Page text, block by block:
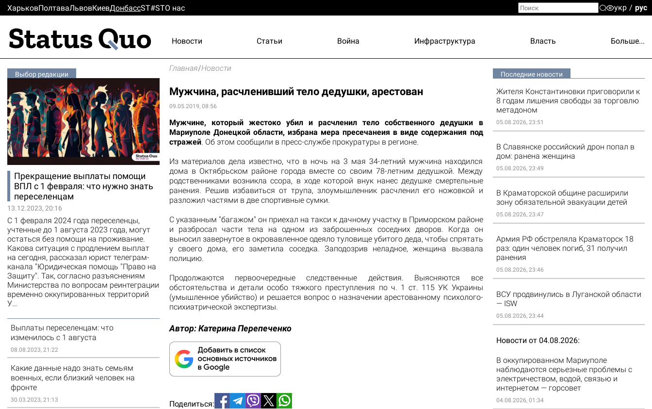
ХарьковПолтаваЛьвовКиевДонбассST#STО нас укр рус
Новости Статьи Война Инфраструктура Власть Больше...
Выбор редакции
Прекращение выплаты помощи
ВПЛ с 1 февраля: что нужно знать
переселенцам
13.12.2023, 20:16
С 1 февраля 2024 года переселенцы,
учтенные до 1 августа 2023 года, могут
остаться без помощи на проживание.
Какова ситуация с продлением выплат
на сегодня, рассказал юрист телеграм-
канала "Юридическая помощь "Право на
Защиту". Так, согласно разъяснениям
Министерства по вопросам реинтеграции
временно оккупированных территорий
У…
Выплаты переселенцам: что
изменилось с 1 августа
08.08.2023, 21:22
Какие данные надо знать семьям
военных, если близкий человек на
фронте
30.03.2023, 21:13
Главная/Новости
Мужчина, расчленивший тело дедушки, арестован
09.05.2019, 08:56
Мужчине, который жестоко убил и расчленил тело собственного дедушки в
Мариуполе Донецкой области, избрана мера пресечанеия в виде содержания под
стражей. Об этом сообщили в пресс-службе прокуратуры в регионе.
Из материалов дела известно, что в ночь на 3 мая 34-летний мужчина находился
дома в Октябрьском районе города вместе со своим 78-летним дедушкой. Между
родственниками возникла ссора, в ходе которой внук нанес дедушке смертельные
ранения. Решив избавиться от трупа, злоумышленник расчленил его ножовкой и
разложил частями в две спортивные сумки.
С указанным "багажом" он приехал на такси к дачному участку в Приморском районе
и разбросал части тела на одном из заброшенных соседних дворов. Когда он
выносил завернутое в окровавленное одеяло туловище убитого деда, чтобы спрятать
у своего дома, его заметила соседка. Заподозрив неладное, женщина вызвала
полицию.
Продолжаются первоочередные следственные действия. Выясняются все
обстоятельства и детали особо тяжкого преступления по ч. 1 ст. 115 УК Украины
(умышленное убийство) и решается вопрос о назначении арестованному психолого-
психиатрической экспертизы.
Автор:Катерина Перепеченко
Поделиться:
Последние новости
Жителя Константиновки приговорили к
8 годам лишения свободы за торговлю
метадоном
05.08.2026, 23:51
В Славянске российский дрон попал в
дом: ранена женщина
05.08.2026, 23:49
В Краматорской общине расширили
зону обязательной эвакуации детей
05.08.2026, 23:47
Армия РФ обстреляла Краматорск 18
раз: один человек погиб, 31 получил
ранения
05.08.2026, 23:46
ВСУ продвинулись в Луганской области
— ISW
05.08.2026, 23:44
Новости от 04.08.2026
В оккупированном Мариуполе
наблюдаются серьезные проблемы с
электричеством, водой, связью и
интернетом — горсовет
04.08.2026, 01:34